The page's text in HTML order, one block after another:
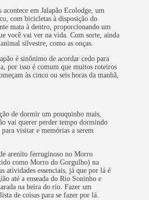
acontece em Jalapão Ecolodge, um
com bicicletas à disposição do
mata à dentro, proporcionando um
você vai ver na vida. Com sorte, ainda
silvestre, como as onças.
é sinônimo de acordar cedo para
por isso é comum que muitos roteiros
às cinco ou seis horas da manhã,
de dormir um pouquinho mais,
vai querer perder tempo dormindo
visitar e memórias a serem
arenito ferruginoso no Morro
como Morro do Gorgulho) na
atividades essenciais, já que por lá é
até a enseada do Rio Soninho e
na beira do rio. Fazer um
de coisas para se fazer por lá.